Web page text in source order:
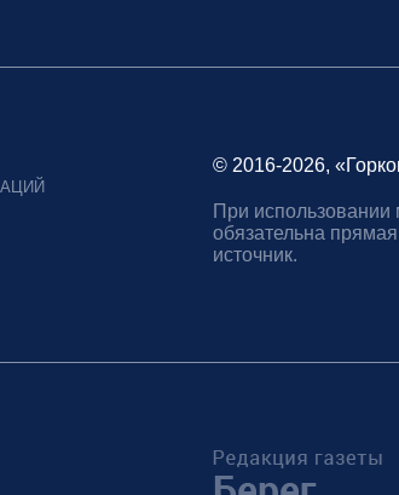
© 2016-2026,
При использовании
обязательна
источник.